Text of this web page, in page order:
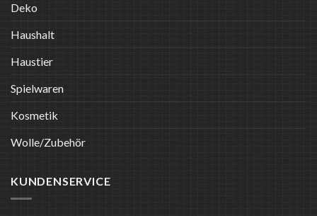
Deko
Haushalt
Haustier
Spielwaren
Kosmetik
Wolle/Zubehör
KUNDENSERVICE